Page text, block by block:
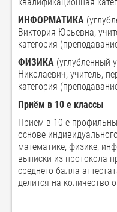
ИНФОРМАТИКА
Виктория Юрьевна,
категория
ФИЗИКА (углубленный
Николаевич, учитель,
категория
Приём в 10 е классы
Прием в 10-е
основе
математике, физике,
выписки из протокола
среднего балла
делится на количество